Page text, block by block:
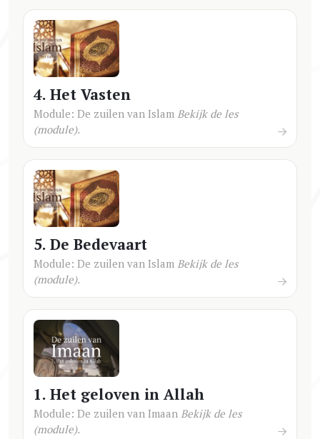
4. Het Vasten
Module: De zuilen van Islam Bekijk de les
(module).
5. De Bedevaart
Module: De zuilen van Islam Bekijk de les
(module).
1. Het geloven in Allah
Module: De zuilen van Imaan Bekijk de les
(module).